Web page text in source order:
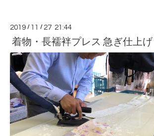
2019 / 11 / 27 21:44
着物・長襦袢プレス 急ぎ仕上げ